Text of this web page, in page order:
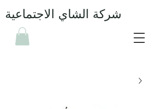
شركة الشاي الاجتماعية